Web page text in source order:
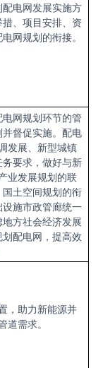
电网发展实施方
、项目安排、资
网规划的衔接。
网规划环节的管
督促实施。配电
发展、新型城镇
要求，做好与新
业发展规划的联
土空间规划的衔
施市政管廊统一
方社会经济发展
配电网，提高效
，助力新能源并
道需求。